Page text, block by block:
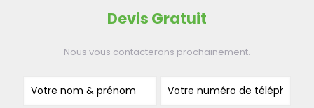
Devis Gratuit
Nous vous contacterons prochainement.